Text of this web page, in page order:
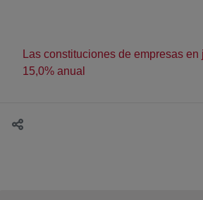
Las constituciones de empresas en
15,0% anual